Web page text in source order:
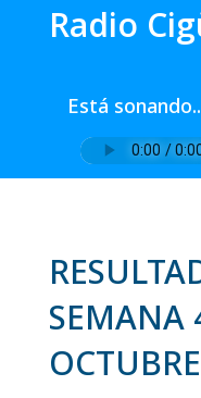
Radio
Está
SEMANA